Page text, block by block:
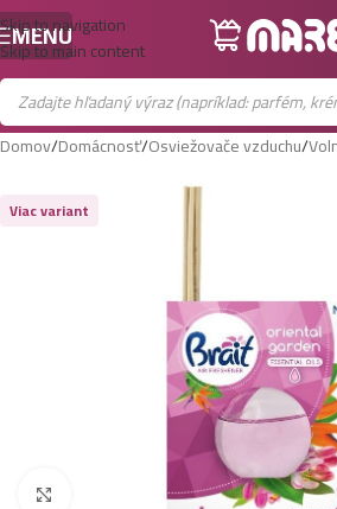
Skip to navigation
Skip to main content
MENU
Domov/Domácnosť/Osviežovače vzduchu/
Viac variant
Zobraziť väčší obrázok